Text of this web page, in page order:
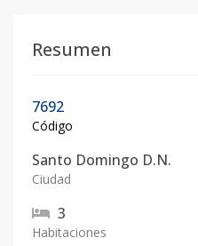
Resumen
7692
Código
Santo Domingo D.N.
Ciudad
3
Habitaciones